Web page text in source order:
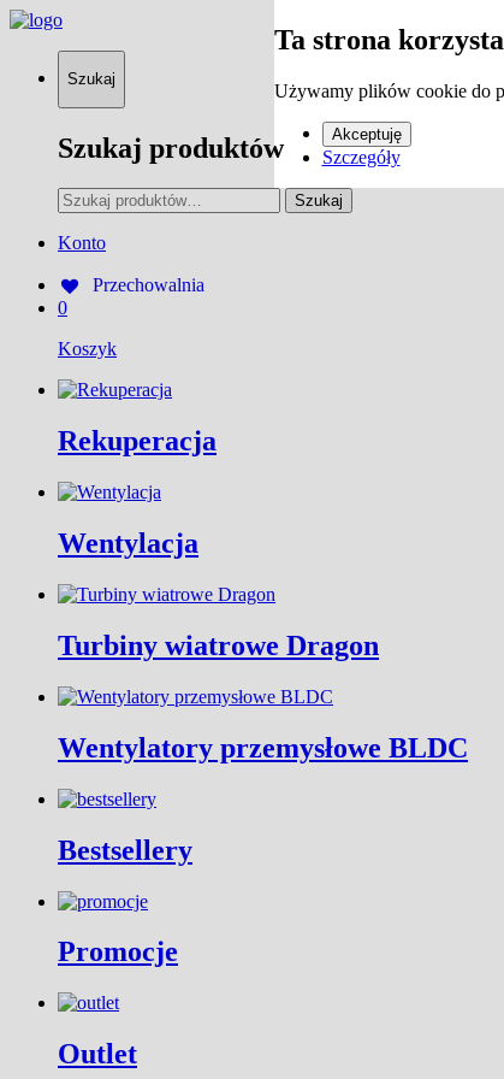
Szukaj
Szukaj produktów
Szukaj: Szukaj
Konto
Przechowalnia
0
Koszyk
Rekuperacja
Wentylacja
Turbiny wiatrowe Dragon
Wentylatory przemysłowe BLDC
Bestsellery
Promocje
Outlet
Ta strona
Używamy plików cookie do
Akceptuję
Szczegóły